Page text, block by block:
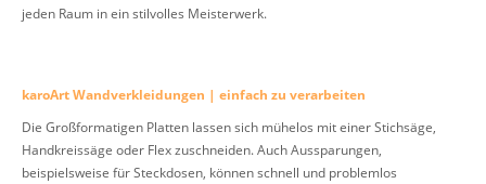
jeden Raum in ein stilvolles Meisterwerk.
karoArt Wandverkleidungen | einfach zu verarbeiten
Die Großformatigen Platten lassen sich mühelos mit einer Stichsäge,
Handkreissäge oder Flex zuschneiden. Auch Aussparungen,
beispielsweise für Steckdosen, können schnell und problemlos